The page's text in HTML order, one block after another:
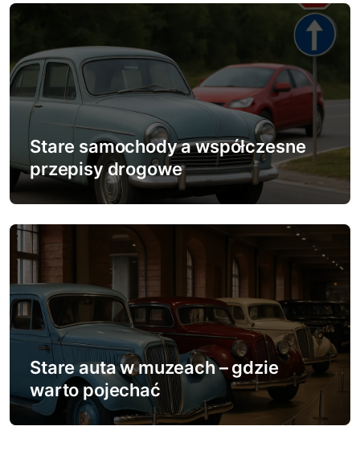
u
Stare samochody a współczesne
przepisy drogowe
Stare auta w muzeach – gdzie
warto pojechać